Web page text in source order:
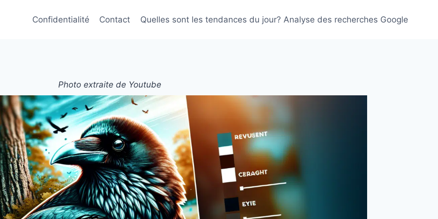
Confidentialité Contact Quelles sont les tendances du jour? Analyse des recherches Google
Photo extraite de Youtube